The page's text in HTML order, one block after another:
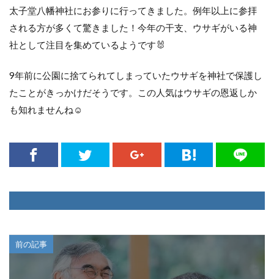
太子堂八幡神社にお参りに行ってきました。例年以上に参拝
される方が多くて驚きました！今年の干支、ウサギがいる神
社として注目を集めているようです🐰
9年前に公園に捨てられてしまっていたウサギを神社で保護し
たことがきっかけだそうです。この人気はウサギの恩返しか
も知れませんね☺️
前の記事